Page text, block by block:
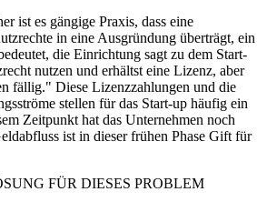
es gängige Praxis, dass eine
in eine Ausgründung überträgt, ein
die Einrichtung sagt zu dem Start­-
nutzen und erhältst eine Lizenz, aber
fällig.
Diese Lizenzzahlungen und die
stellen für das Start­-up häufig ein
Zeitpunkt hat das Unternehmen noch
ist in dieser frühen Phase Gift für
FÜR DIESES PROBLEM